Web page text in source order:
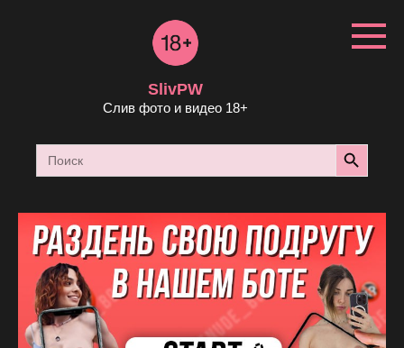
SlivPW
Слив фото и видео 18+
Search
for:
Search Button